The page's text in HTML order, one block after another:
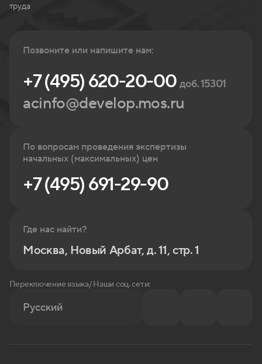
труда
Позвоните или напишите нам:
+7 (495) 620-20-00доб. 15301
acinfo@develop.mos.ru
По вопросам проведения экспертизы
начальных (максимальных) цен
+7 (495) 691-29-90
Где нас найти?
Москва, Новый Арбат, д. 11, стр. 1
Переключение языка/ Наши соц. сети:
Русский